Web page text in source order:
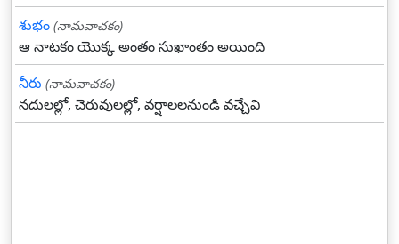
శుభం (నామవాచకం)
ఆ నాటకం యొక్క అంతం సుఖాంతం అయింది
నీరు (నామవాచకం)
నదులల్లో, చెరువులల్లో, వర్షాలలనుండి వచ్చేవి